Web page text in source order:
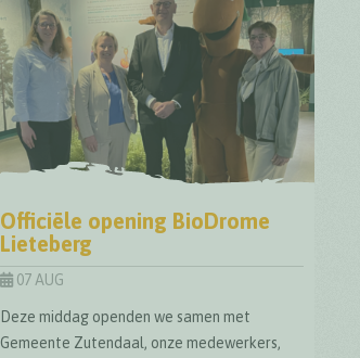
Officiële opening BioDrome
Lieteberg
07 AUG
Deze middag openden we samen met
Gemeente Zutendaal, onze medewerkers,